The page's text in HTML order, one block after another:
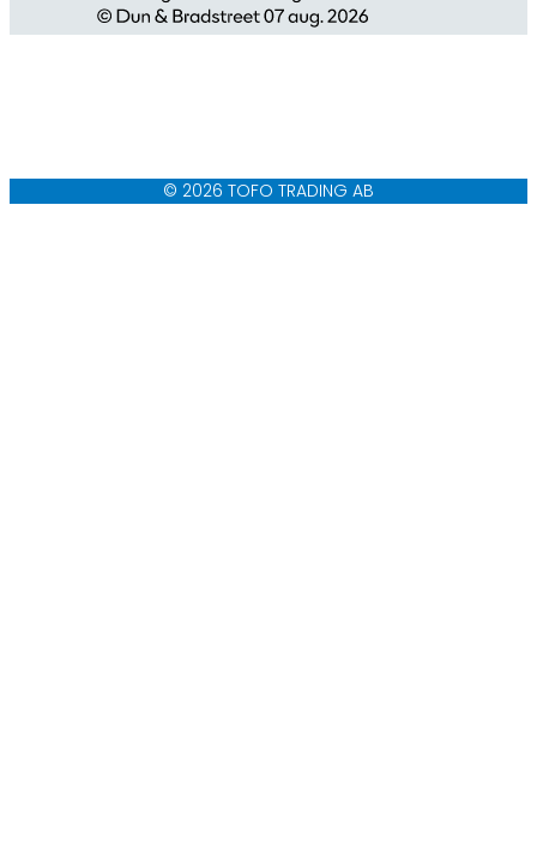
© 2026 TOFO TRADING AB